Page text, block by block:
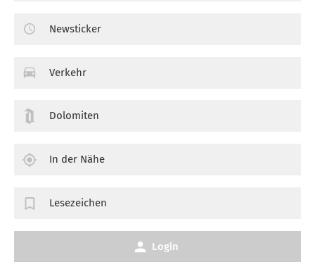
Newsticker
Verkehr
Dolomiten
In der Nähe
Lesezeichen
Login